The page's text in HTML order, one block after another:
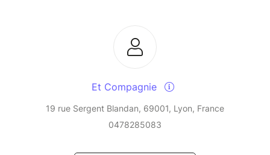
Et Compagnie
19 rue Sergent Blandan, 69001, Lyon, France
0478285083